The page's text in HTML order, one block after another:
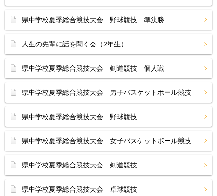
県中学校夏季総合競技大会 野球競技 準決勝
人生の先輩に話を聞く会（2年生）
県中学校夏季総合競技大会 剣道競技 個人戦
県中学校夏季総合競技大会 男子バスケットボール競技
県中学校夏季総合競技大会 野球競技
県中学校夏季総合競技大会 女子バスケットボール競技
県中学校夏季総合競技大会 剣道競技
県中学校夏季総合競技大会 卓球競技